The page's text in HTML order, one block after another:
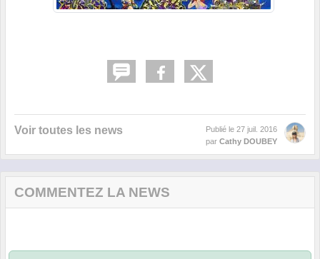
Voir toutes les news Publié le 27 juil. 2016
par Cathy DOUBEY
COMMENTEZ LA NEWS